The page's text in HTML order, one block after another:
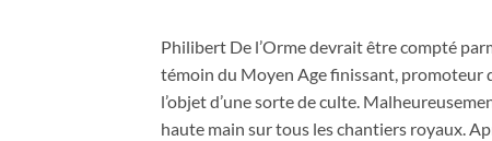
Philibert De l’Orme devrait être compté
témoin du Moyen Age finissant, promoteur
l’objet d’une sorte de culte.
haute main sur tous les chantiers royaux.